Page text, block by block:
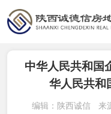
中华人民共和国
华人民共和
编辑：陕西诚信 来